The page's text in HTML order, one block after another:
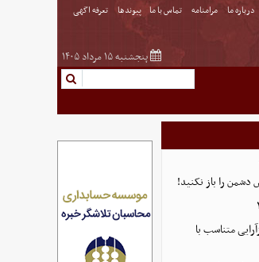
درباره ما مرامنامه تماس با ما پیوندها تعرفه اگهی
پنجشنبه ۱۵ مرداد ۱۴۰۵
دشمن را باز نکنید!
متناسب با